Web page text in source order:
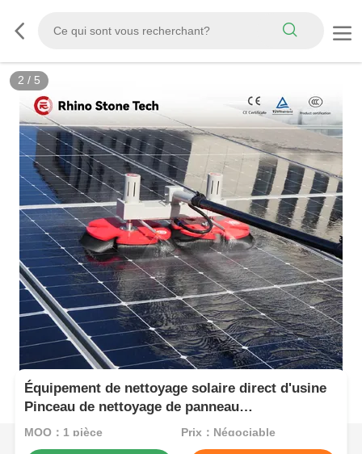
3 / 5
Équipement de nettoyage solaire direct d'usine
Pinceau de nettoyage de panneau
photovoltaïque électrique à double tête Pinceau
MOQ：1 pièce Prix：Négociable